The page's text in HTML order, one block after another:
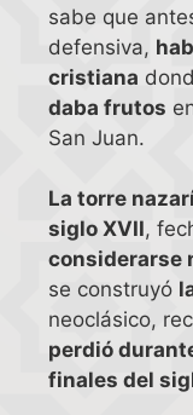
sabe que
defensiva,
cristiana
daba frutos
San Juan.
La torre
siglo XVII,
considerarse
se construyó
neoclásico,
perdió
finales del